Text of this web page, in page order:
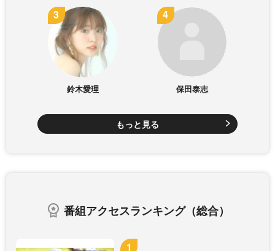
鈴木愛理 保田泰志
もっと見る
番組アクセスランキング（総合）